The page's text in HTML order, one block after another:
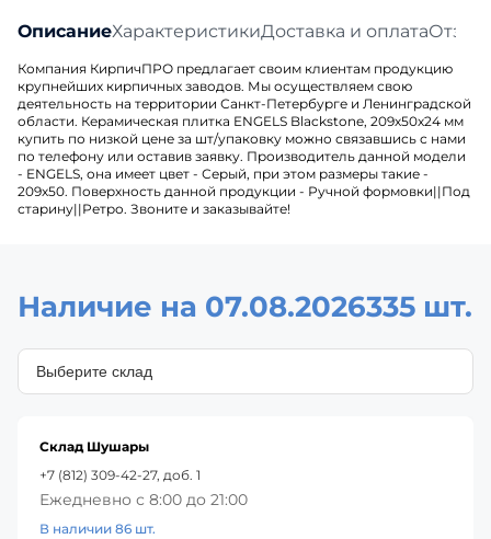
ОписаниеХарактеристикиДоставка и оплата
Компания КирпичПРО предлагает своим клиентам продукцию
крупнейших кирпичных заводов. Мы осуществляем свою
деятельность на территории Санкт-Петербурге и Ленинградской
области. Керамическая плитка ENGELS Blackstone, 209х50х24 мм
купить по низкой цене за шт/упаковку можно связавшись с нами
по телефону или оставив заявку. Производитель данной модели
- ENGELS, она имеет цвет - Серый, при этом размеры такие -
209х50. Поверхность данной продукции - Ручной формовки||Под
старину||Ретро. Звоните и заказывайте!
Наличие на 07.08.2026335 шт.
Склад Шушары
+7 (812) 309-42-27, доб. 1
Ежедневно с 8:00 до 21:00
В наличии 86 шт.